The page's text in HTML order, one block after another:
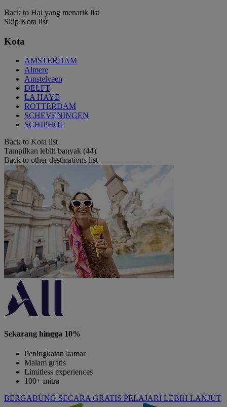
Back to Hal yang menarik list
Skip Kota list
Kota
AMSTERDAM
Almere
Amstelveen
DELFT
LA HAYE
ROTTERDAM
SCHEVENINGEN
SCHIPHOL
Back to Kota list
Tampilkan lebih banyak (44)
Back to other destinations list
Sekarang hingga 10%
Peningkatan kamar
Malam gratis
Limitless experiences
100+ mitra
BERGABUNG SECARA GRATIS PELAJARI LEBIH LANJUT